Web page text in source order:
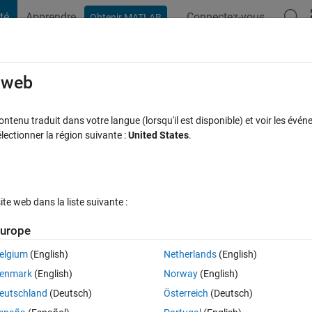
Apprendre Obtenir MATLAB Connectez-vous
build a table?
Ouvrir dans MATLAB Online
which repeats itself in every 5 records and displays the values
I do this? Thanks for the help.
traduit dans votre langue (lorsqu'il est disponible) et voir les
la région suivante :United States.
web dans la liste suivante :
(English)
(English)
(Deutsch)
Netherlands(English)
Norway(English)
Österreich (Deutsch)